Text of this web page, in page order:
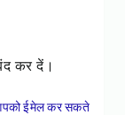
कर दें।
ईमेल कर सकते